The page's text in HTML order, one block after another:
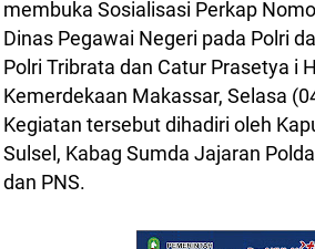
membuka Sosialisasi Perkap
Dinas Pegawai Negeri pada Polri
Polri Tribrata dan Catur Prasetya i
Kemerdekaan Makassar, Selasa
Kegiatan tersebut dihadiri oleh
Sulsel, Kabag Sumda Jajaran
dan PNS.